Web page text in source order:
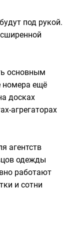
под рукой.
основным
номера ещё
досках
агрегаторах
агентств
одежды
работают
и сотни